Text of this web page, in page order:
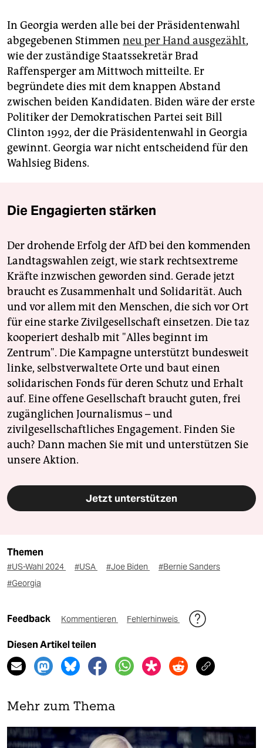
In Georgia werden alle bei der Präsidentenwahl
abgegebenen Stimmen neu per Hand ausgezählt,
wie der zuständige Staatssekretär Brad
Raffensperger am Mittwoch mitteilte. Er
begründete dies mit dem knappen Abstand
zwischen beiden Kandidaten. Biden wäre der erste
Politiker der Demokratischen Partei seit Bill
Clinton 1992, der die Präsidentenwahl in Georgia
gewinnt. Georgia war nicht entscheidend für den
Wahlsieg Bidens.
Die Engagierten stärken
Der drohende Erfolg der AfD bei den kommenden
Landtagswahlen zeigt, wie stark rechtsextreme
Kräfte inzwischen geworden sind. Gerade jetzt
braucht es Zusammenhalt und Solidarität. Auch
und vor allem mit den Menschen, die sich vor Ort
für eine starke Zivilgesellschaft einsetzen. Die taz
kooperiert deshalb mit "Alles beginnt im
Zentrum". Die Kampagne unterstützt bundesweit
linke, selbstverwaltete Orte und baut einen
solidarischen Fonds für deren Schutz und Erhalt
auf. Eine offene Gesellschaft braucht guten, frei
zugänglichen Journalismus – und
zivilgesellschaftliches Engagement. Finden Sie
auch? Dann machen Sie mit und unterstützen Sie
unsere Aktion.
Jetzt unterstützen
Themen
#US-Wahl 2024 #USA #Joe Biden
#Bernie Sanders
#Georgia
Feedback Kommentieren Fehlerhinweis
Diesen Artikel teilen
Mehr zum Thema